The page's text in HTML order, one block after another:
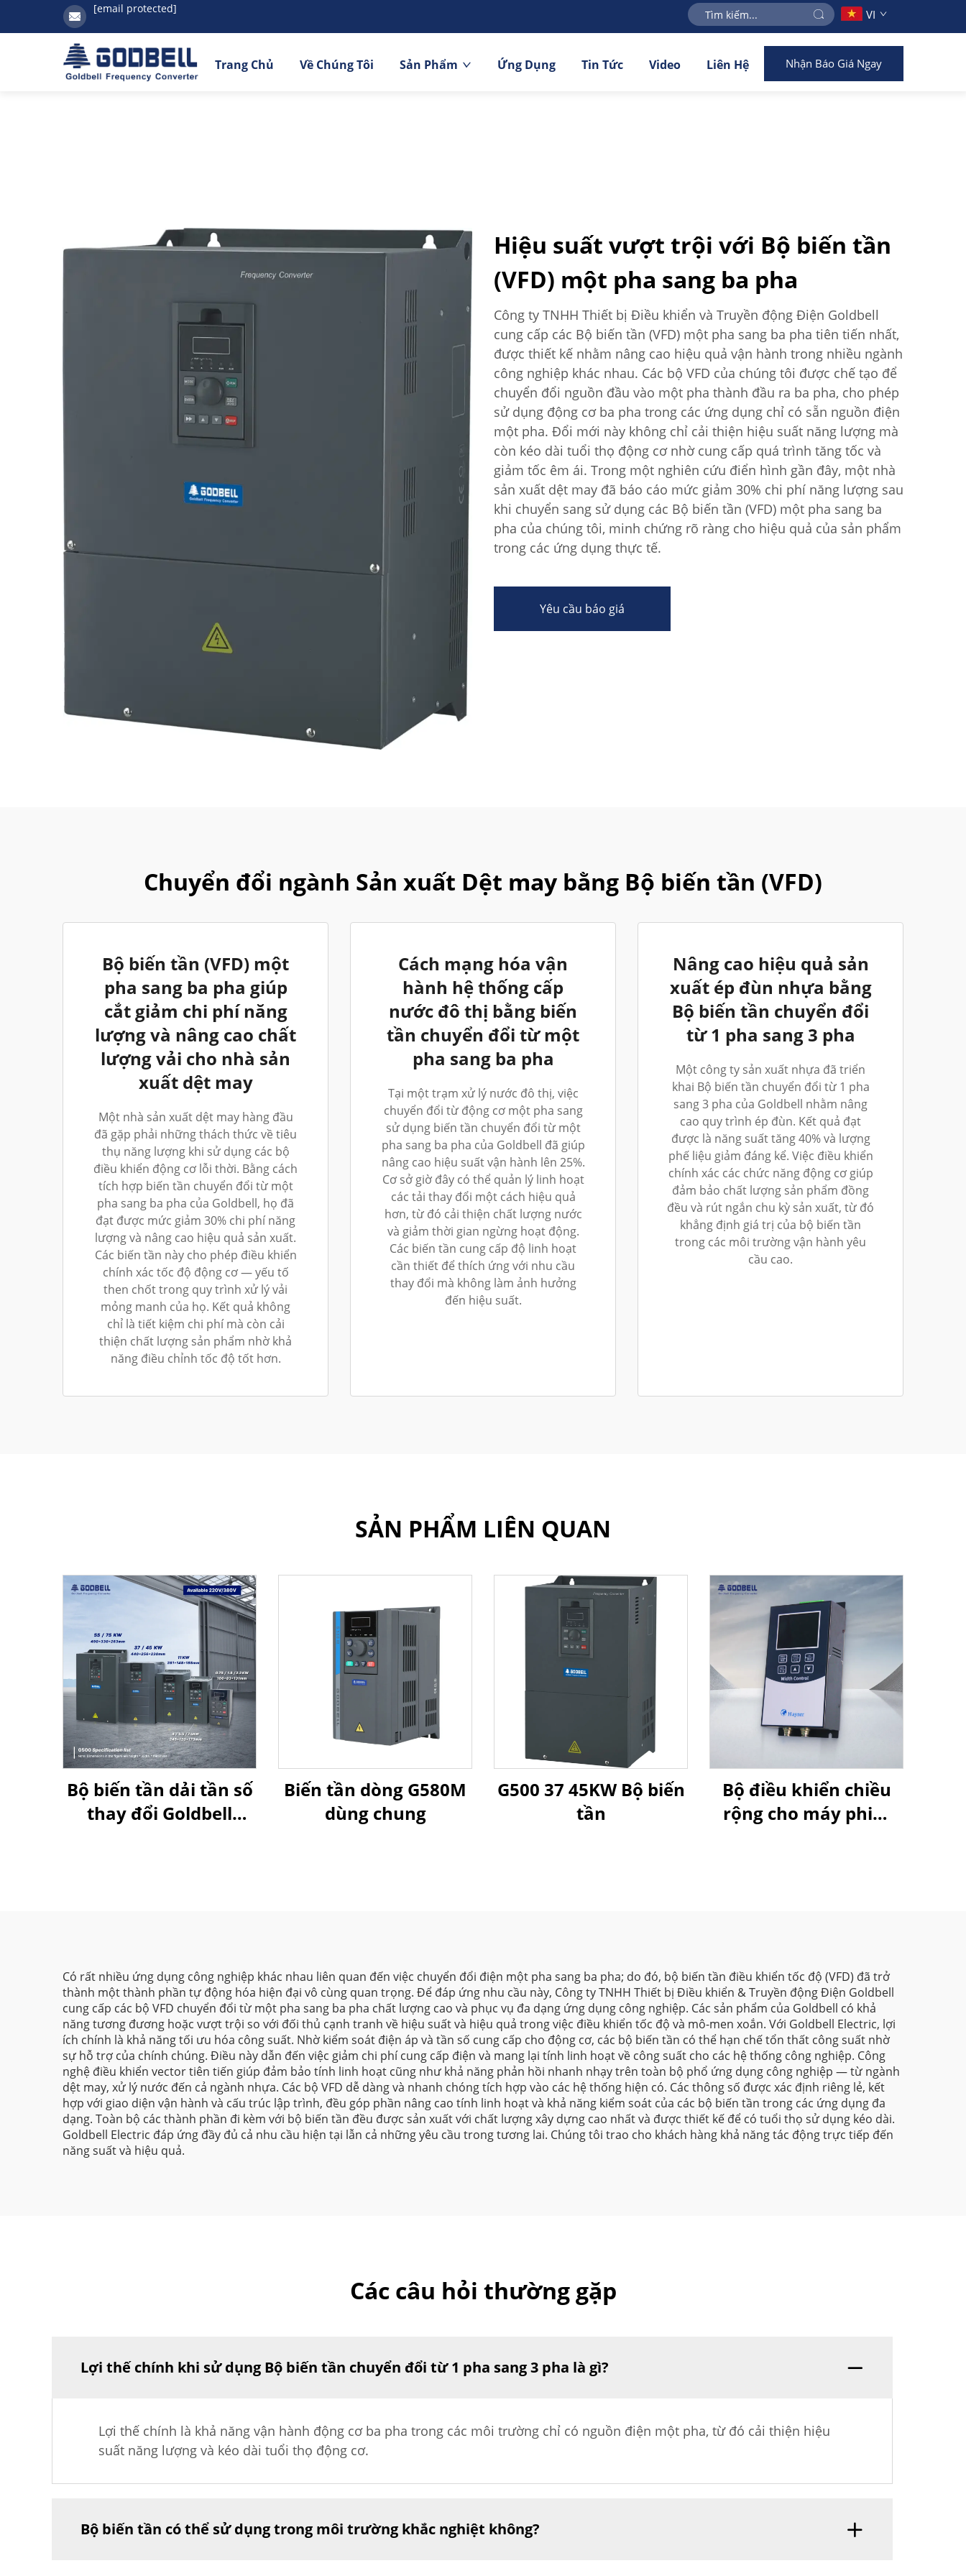
[email protected] VI
Trang Chủ Về Chúng Tôi Sản Phẩm Ứng Dụng Tin Tức Video Liên Hệ Nhận Báo Giá Ngay
Hiệu suất vượt trội với Bộ biến tần
(VFD) một pha sang ba pha
Công ty TNHH Thiết bị Điều khiển và Truyền động Điện Goldbell
cung cấp các Bộ biến tần (VFD) một pha sang ba pha tiên tiến nhất,
được thiết kế nhằm nâng cao hiệu quả vận hành trong nhiều ngành
công nghiệp khác nhau. Các bộ VFD của chúng tôi được chế tạo để
chuyển đổi nguồn đầu vào một pha thành đầu ra ba pha, cho phép
sử dụng động cơ ba pha trong các ứng dụng chỉ có sẵn nguồn điện
một pha. Đổi mới này không chỉ cải thiện hiệu suất năng lượng mà
còn kéo dài tuổi thọ động cơ nhờ cung cấp quá trình tăng tốc và
giảm tốc êm ái. Trong một nghiên cứu điển hình gần đây, một nhà
sản xuất dệt may đã báo cáo mức giảm 30% chi phí năng lượng sau
khi chuyển sang sử dụng các Bộ biến tần (VFD) một pha sang ba
pha của chúng tôi, minh chứng rõ ràng cho hiệu quả của sản phẩm
trong các ứng dụng thực tế.
Yêu cầu báo giá
Chuyển đổi ngành Sản xuất Dệt may bằng Bộ biến tần (VFD)
Bộ biến tần (VFD) một
pha sang ba pha giúp
cắt giảm chi phí năng
lượng và nâng cao chất
lượng vải cho nhà sản
xuất dệt may
Một nhà sản xuất dệt may hàng đầu
đã gặp phải những thách thức về tiêu
thụ năng lượng khi sử dụng các bộ
điều khiển động cơ lỗi thời. Bằng cách
tích hợp biến tần chuyển đổi từ một
pha sang ba pha của Goldbell, họ đã
đạt được mức giảm 30% chi phí năng
lượng và nâng cao hiệu quả sản xuất.
Các biến tần này cho phép điều khiển
chính xác tốc độ động cơ — yếu tố
then chốt trong quy trình xử lý vải
mỏng manh của họ. Kết quả không
chỉ là tiết kiệm chi phí mà còn cải
thiện chất lượng sản phẩm nhờ khả
năng điều chỉnh tốc độ tốt hơn.
Cách mạng hóa vận
hành hệ thống cấp
nước đô thị bằng biến
tần chuyển đổi từ một
pha sang ba pha
Tại một trạm xử lý nước đô thị, việc
chuyển đổi từ động cơ một pha sang
sử dụng biến tần chuyển đổi từ một
pha sang ba pha của Goldbell đã giúp
nâng cao hiệu suất vận hành lên 25%.
Cơ sở giờ đây có thể quản lý linh hoạt
các tải thay đổi một cách hiệu quả
hơn, từ đó cải thiện chất lượng nước
và giảm thời gian ngừng hoạt động.
Các biến tần cung cấp độ linh hoạt
cần thiết để thích ứng với nhu cầu
thay đổi mà không làm ảnh hưởng
đến hiệu suất.
Nâng cao hiệu quả sản
xuất ép đùn nhựa bằng
Bộ biến tần chuyển đổi
từ 1 pha sang 3 pha
Một công ty sản xuất nhựa đã triển
khai Bộ biến tần chuyển đổi từ 1 pha
sang 3 pha của Goldbell nhằm nâng
cao quy trình ép đùn. Kết quả đạt
được là năng suất tăng 40% và lượng
phế liệu giảm đáng kể. Việc điều khiển
chính xác các chức năng động cơ giúp
đảm bảo chất lượng sản phẩm đồng
đều và rút ngắn chu kỳ sản xuất, từ đó
khẳng định giá trị của bộ biến tần
trong các môi trường vận hành yêu
cầu cao.
SẢN PHẨM LIÊN QUAN
Bộ biến tần dải tần số
thay đổi Goldbell
Biến tần dòng G580M
dùng chung
G500 37 45KW Bộ biến
tần
Bộ điều khiển chiều
rộng cho máy phim
Có rất nhiều ứng dụng công nghiệp khác nhau liên quan đến việc chuyển đổi điện một pha sang ba pha; do đó, bộ biến tần điều khiển tốc độ (VFD) đã trở
thành một thành phần tự động hóa hiện đại vô cùng quan trọng. Để đáp ứng nhu cầu này, Công ty TNHH Thiết bị Điều khiển & Truyền động Điện Goldbell
cung cấp các bộ VFD chuyển đổi từ một pha sang ba pha chất lượng cao và phục vụ đa dạng ứng dụng công nghiệp. Các sản phẩm của Goldbell có khả
năng tương đương hoặc vượt trội so với đối thủ cạnh tranh về hiệu suất và hiệu quả trong việc điều khiển tốc độ và mô-men xoắn. Với Goldbell Electric, lợi
ích chính là khả năng tối ưu hóa công suất. Nhờ kiểm soát điện áp và tần số cung cấp cho động cơ, các bộ biến tần có thể hạn chế tổn thất công suất nhờ
sự hỗ trợ của chính chúng. Điều này dẫn đến việc giảm chi phí cung cấp điện và mang lại tính linh hoạt về công suất cho các hệ thống công nghiệp. Công
nghệ điều khiển vector tiên tiến giúp đảm bảo tính linh hoạt cũng như khả năng phản hồi nhanh nhạy trên toàn bộ phổ ứng dụng công nghiệp — từ ngành
dệt may, xử lý nước đến cả ngành nhựa. Các bộ VFD dễ dàng và nhanh chóng tích hợp vào các hệ thống hiện có. Các thông số được xác định riêng lẻ, kết
hợp với giao diện vận hành và cấu trúc lập trình, đều góp phần nâng cao tính linh hoạt và khả năng kiểm soát của các bộ biến tần trong các ứng dụng đa
dạng. Toàn bộ các thành phần đi kèm với bộ biến tần đều được sản xuất với chất lượng xây dựng cao nhất và được thiết kế để có tuổi thọ sử dụng kéo dài.
Goldbell Electric đáp ứng đầy đủ cả nhu cầu hiện tại lẫn cả những yêu cầu trong tương lai. Chúng tôi trao cho khách hàng khả năng tác động trực tiếp đến
năng suất và hiệu quả.
Các câu hỏi thường gặp
Lợi thế chính khi sử dụng Bộ biến tần chuyển đổi từ 1 pha sang 3 pha là gì?
Lợi thế chính là khả năng vận hành động cơ ba pha trong các môi trường chỉ có nguồn điện một pha, từ đó cải thiện hiệu
suất năng lượng và kéo dài tuổi thọ động cơ.
Bộ biến tần có thể sử dụng trong môi trường khắc nghiệt không?